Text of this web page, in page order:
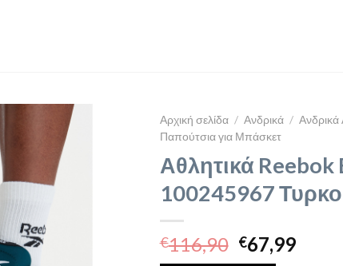
Αρχική σελίδα / Ανδρικά / Ανδρικά
Παπούτσια για Μπάσκετ
Αθλητικά Reebok
100245967
€116,90 Original
€67,99Η